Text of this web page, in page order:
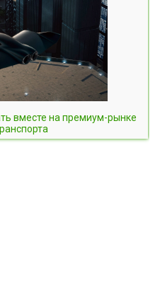
вместе на премиум-рынке